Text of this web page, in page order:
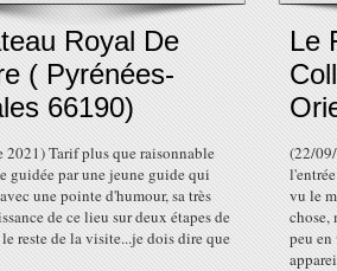
Royal De
( Pyrénées-
66190)
2021) Tarif plus que raisonnable
guidée par une jeune guide qui
une pointe d'humour, sa très
de ce lieu sur deux étapes de
reste de la visite...je dois dire que
Le
(22/
vu le
chose,
peu en